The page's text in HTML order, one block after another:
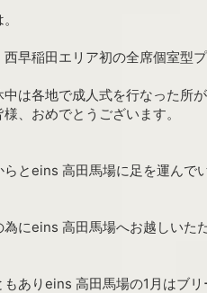
西早稲田エリア初の全席個室型
中は各地で成人式を行なった所
、おめでとうございます。
らとeins 高田馬場に足を運んで
為にeins 高田馬場へお越しいた
もありeins 高田馬場の1月はブ